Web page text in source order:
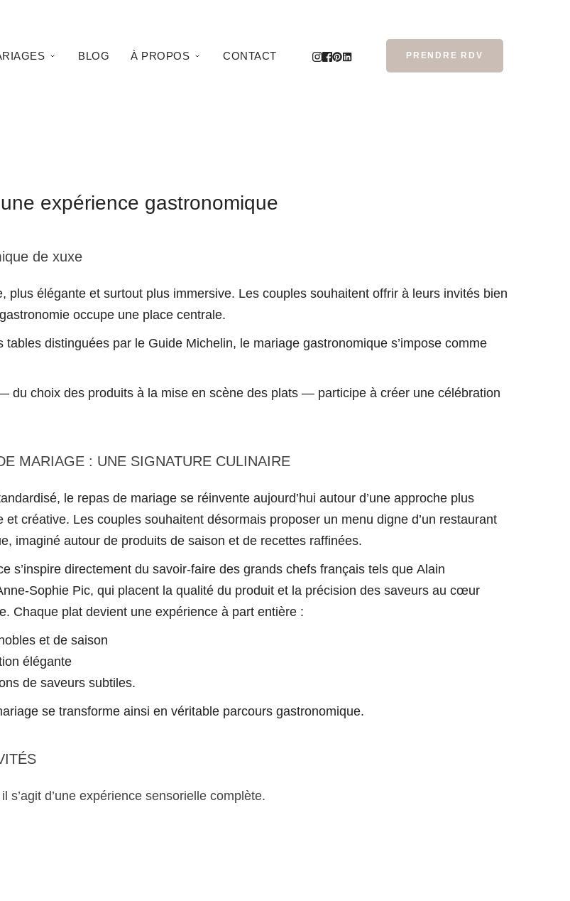
BLOG À PROPOS CONTACT PRENDRE RDV
expérience gastronomique
de xuxe
plus élégante et surtout plus immersive. Les couples souhaitent offrir à leurs invités bien
occupe une place centrale.
distinguées par le Guide Michelin, le mariage gastronomique s’impose comme
du choix des produits à la mise en scène des plats — participe à créer une célébration
MARIAGE : UNE SIGNATURE CULINAIRE
le repas de mariage se réinvente aujourd’hui autour d’une approche plus
et créative. Les couples souhaitent désormais proposer un menu digne d’un restaurant
imaginé autour de produits de saison et de recettes raffinées.
s’inspire directement du savoir-faire des grands chefs français tels que Alain
Sophie Pic, qui placent la qualité du produit et la précision des saveurs au cœur
Chaque plat devient une expérience à part entière :
et de saison
élégante
de saveurs subtiles.
se transforme ainsi en véritable parcours gastronomique.
d’une expérience sensorielle complète.